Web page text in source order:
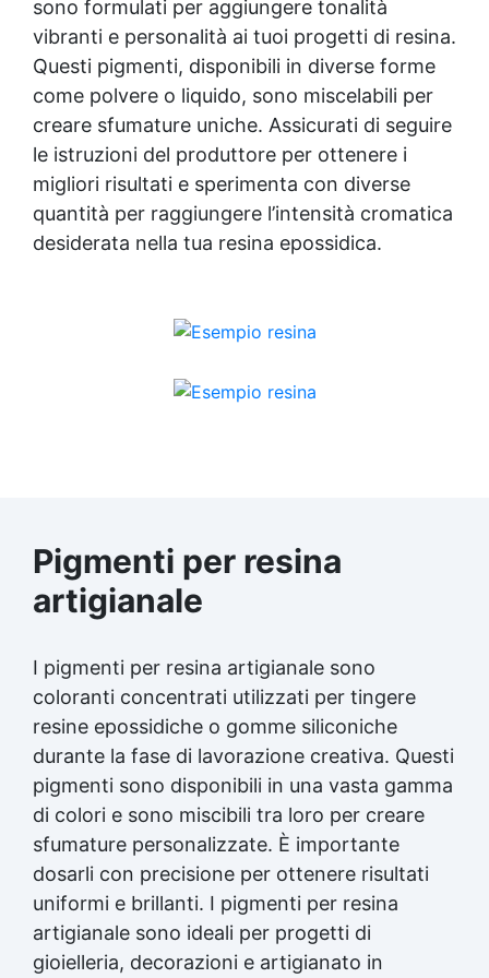
Disponibile in kit per metrature da 2m² a
100m², con una vasta gamma di pigmenti
selezionabili.
sono formulati per aggiungere tonalità
vibranti e personalità ai tuoi progetti di resina.
Questi pigmenti, disponibili in diverse forme
come polvere o liquido, sono miscelabili per
creare sfumature uniche. Assicurati di seguire
le istruzioni del produttore per ottenere i
migliori risultati e sperimenta con diverse
quantità per raggiungere l’intensità cromatica
desiderata nella tua resina epossidica.
Pigmenti per resina
artigianale
I pigmenti per resina artigianale sono
coloranti concentrati utilizzati per tingere
resine epossidiche o gomme siliconiche
durante la fase di lavorazione creativa. Questi
pigmenti sono disponibili in una vasta gamma
di colori e sono miscibili tra loro per creare
sfumature personalizzate. È importante
dosarli con precisione per ottenere risultati
uniformi e brillanti. I pigmenti per resina
artigianale sono ideali per progetti di
gioielleria, decorazioni e artigianato in